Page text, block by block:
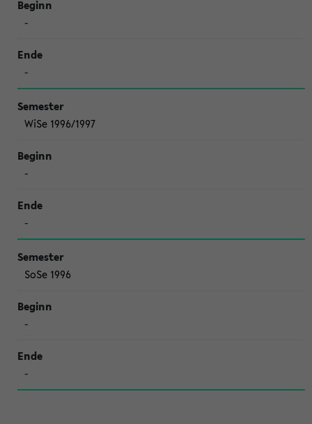
-
-
WiSe 1996/1997
-
-
SoSe 1996
-
-